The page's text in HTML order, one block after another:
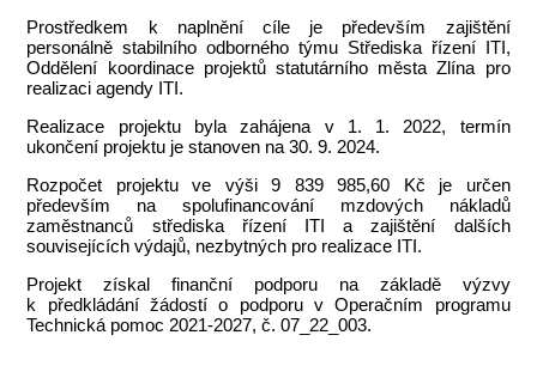
Prostředkem k naplnění cíle je především zajištění
personálně stabilního odborného týmu Střediska řízení ITI,
Oddělení koordinace projektů statutárního města Zlína pro
realizaci agendy ITI.
Realizace projektu byla zahájena v 1. 1. 2022, termín
ukončení projektu je stanoven na 30. 9. 2024.
Rozpočet projektu ve výši 9 839 985,60 Kč je určen
především na spolufinancování mzdových nákladů
zaměstnanců střediska řízení ITI a zajištění dalších
souvisejících výdajů, nezbytných pro realizace ITI.
Projekt získal finanční podporu na základě výzvy
k předkládání žádostí o podporu v Operačním programu
Technická pomoc 2021-2027, č. 07_22_003.